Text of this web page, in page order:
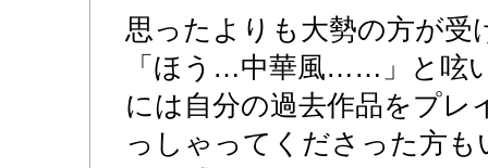
思ったよりも大勢の方が受
「ほう…中華風……」と呟
には自分の過去作品をプレ
っしゃってくださった方も